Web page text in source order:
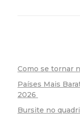
Como se tornar
Países Mais
2026
Bursite no